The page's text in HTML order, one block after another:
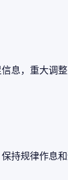
息，重大调整
持规律作息和